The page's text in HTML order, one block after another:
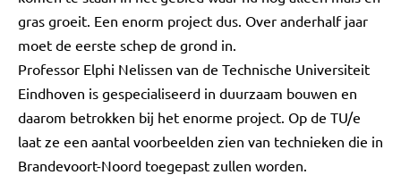
gras groeit. Een enorm project dus. Over anderhalf jaar
moet de eerste schep de grond in.
Professor Elphi Nelissen van de Technische Universiteit
Eindhoven is gespecialiseerd in duurzaam bouwen en
daarom betrokken bij het enorme project. Op de TU/e
laat ze een aantal voorbeelden zien van technieken die in
Brandevoort-Noord toegepast zullen worden.